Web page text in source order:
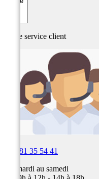
Notre service client
03 81 35 54 41
Du mardi au samedi